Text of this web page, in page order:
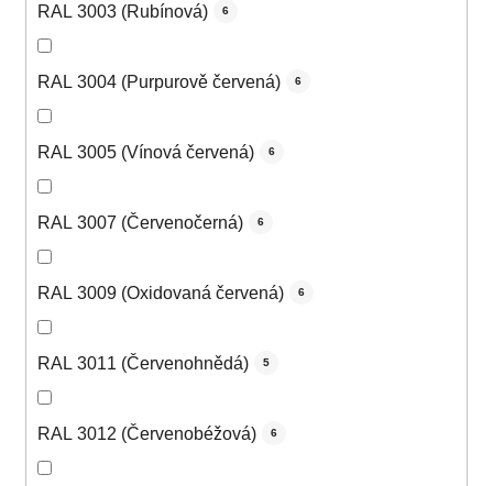
RAL 3003 (Rubínová) 6
RAL 3004 (Purpurově červená) 6
RAL 3005 (Vínová červená) 6
RAL 3007 (Červenočerná) 6
RAL 3009 (Oxidovaná červená) 6
RAL 3011 (Červenohnědá) 5
RAL 3012 (Červenobéžová) 6